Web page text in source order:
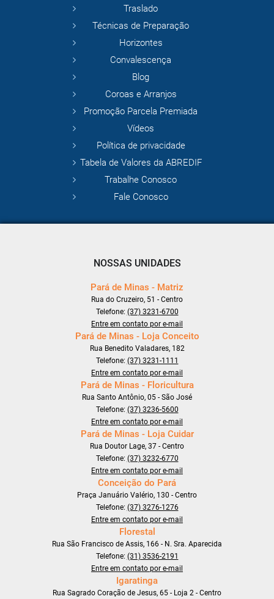
Traslado
Técnicas de Preparação
Horizontes
Convalescença
Blog
Coroas e Arranjos
Promoção Parcela Premiada
Vídeos
Política de privacidade
Tabela de Valores da ABREDIF
Trabalhe Conosco
Fale Conosco
NOSSAS UNIDADES
Pará de Minas - Matriz
Rua do Cruzeiro, 51 - Centro
Telefone: (37) 3231-6700
Entre em contato por e-mail
Pará de Minas - Loja Conceito
Rua Benedito Valadares, 182
Telefone: (37) 3231-1111
Entre em contato por e-mail
Pará de Minas - Floricultura
Rua Santo Antônio, 05 - São José
Telefone: (37) 3236-5600
Entre em contato por e-mail
Pará de Minas - Loja Cuidar
Rua Doutor Lage, 37 - Centro
Telefone: (37) 3232-6770
Entre em contato por e-mail
Conceição do Pará
Praça Januário Valério, 130 - Centro
Telefone: (37) 3276-1276
Entre em contato por e-mail
Florestal
Rua São Francisco de Assis, 166 - N. Sra. Aparecida
Telefone: (31) 3536-2191
Entre em contato por e-mail
Igaratinga
Rua Sagrado Coração de Jesus, 65 - Loja 2 - Centro